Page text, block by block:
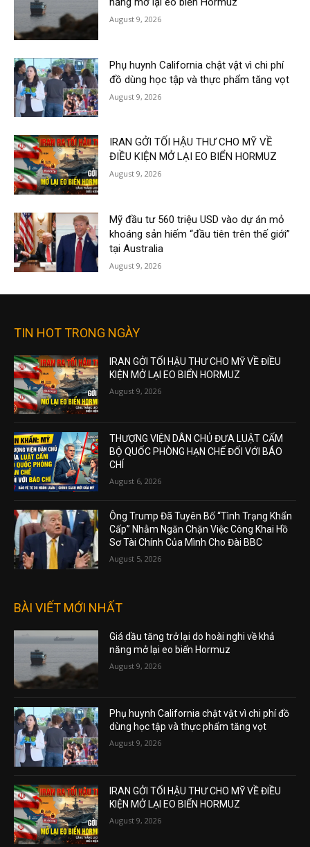
August 9, 2026
Phụ huynh California chật vật vì chi phí
đồ dùng học tập và thực phẩm tăng vọt
August 9, 2026
IRAN GỞI TỐI HẬU THƯ CHO MỸ VỀ
ĐIỀU KIỆN MỞ LẠI EO BIỂN HORMUZ
August 9, 2026
Mỹ đầu tư 560 triệu USD vào dự án mỏ
khoáng sản hiếm “đầu tiên trên thế giới”
tại Australia
August 9, 2026
TIN HOT TRONG NGÀY
IRAN GỞI TỐI HẬU THƯ CHO MỸ VỀ ĐIỀU
KIỆN MỞ LẠI EO BIỂN HORMUZ
August 9, 2026
THƯỢNG VIỆN DÂN CHỦ ĐƯA LUẬT CẤM
BỘ QUỐC PHÒNG HẠN CHẾ ĐỐI VỚI BÁO
CHÍ
August 6, 2026
Ông Trump Đã Tuyên Bố “Tình Trạng Khẩn
Cấp” Nhằm Ngăn Chặn Việc Công Khai Hồ
Sơ Tài Chính Của Mình Cho Đài BBC
August 5, 2026
BÀI VIẾT MỚI NHẤT
Giá dầu tăng trở lại do hoài nghi về khả
năng mở lại eo biển Hormuz
August 9, 2026
Phụ huynh California chật vật vì chi phí đồ
dùng học tập và thực phẩm tăng vọt
August 9, 2026
IRAN GỞI TỐI HẬU THƯ CHO MỸ VỀ ĐIỀU
KIỆN MỞ LẠI EO BIỂN HORMUZ
August 9, 2026